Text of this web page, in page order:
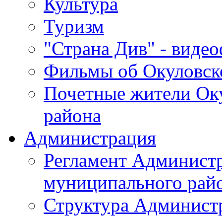
Туризм
"Страна Див" -
Фильмы об
Почетные жители
района
Администрация
Регламент
муниципального
Структура